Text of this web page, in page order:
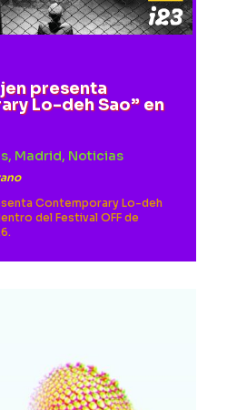
presenta
Lo-deh Sao” en
, Madrid, Noticias
Contemporary Lo-deh
del Festival OFF de